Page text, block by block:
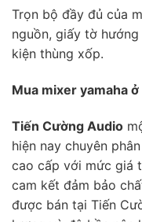
Trọn bộ đầy đủ của
nguồn, giấy tờ
kiện thùng xốp.
Mua mixer yamaha
Tiến Cường Audio
hiện nay chuyên
cao cấp với mức giá
cam kết đảm bảo
được bán tại Tiến